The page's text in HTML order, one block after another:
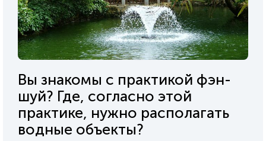
Вы знакомы с практикой фэн-
шуй? Где, согласно этой
практике, нужно располагать
водные объекты?